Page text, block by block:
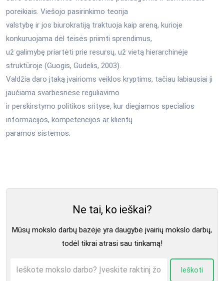
poreikiais. Viešojo pasirinkimo teorija
valstybę ir jos biurokratiją traktuoja kaip areną, kurioje
konkuruojama dėl teisės priimti sprendimus,
už galimybę priartėti prie resursų, už vietą hierarchinėje
struktūroje (Guogis, Gudelis, 2003).
Valdžia daro įtaką įvairioms veiklos kryptims, tačiau labiausiai ji
jaučiama svarbesnėse reguliavimo
ir perskirstymo politikos srityse, kur diegiamos specialios
informacijos, kompetencijos ar klientų
paramos sistemos.
Ne tai, ko ieškai?
Mūsų mokslo darbų bazėje yra daugybė įvairių mokslo darbų,
todėl tikrai atrasi sau tinkamą!
Ieškoti